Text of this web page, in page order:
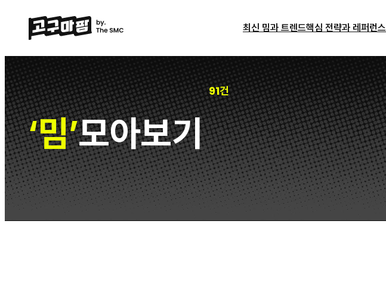
최신 밈과 트렌드핵심 전략과 레퍼런스
‘밈’모아보기
91건